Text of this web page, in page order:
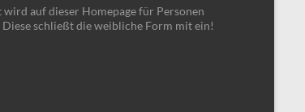
auf dieser Homepage für Personen
schließt die weibliche Form mit ein!